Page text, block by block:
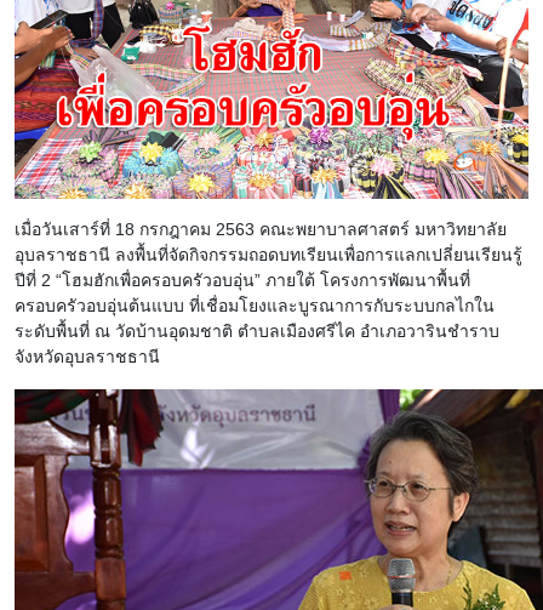
เมื่อวันเสาร์ที่ 18 กรกฎาคม 2563 คณะพยาบาลศาสตร์ มหาวิทยาลัย
อุบลราชธานี ลงพื้นที่จัดกิจกรรมถอดบทเรียนเพื่อการแลกเปลี่ยนเรียนรู้
ปีที่ 2 “โฮมฮักเพื่อครอบครัวอบอุ่น” ภายใต้ โครงการพัฒนาพื้นที่
ครอบครัวอบอุ่นต้นแบบ ที่เชื่อมโยงและบูรณาการกับระบบกลไกใน
ระดับพื้นที่ ณ วัดบ้านอุดมชาติ ตำบลเมืองศรีไค อำเภอวารินชำราบ
จังหวัดอุบลราชธานี